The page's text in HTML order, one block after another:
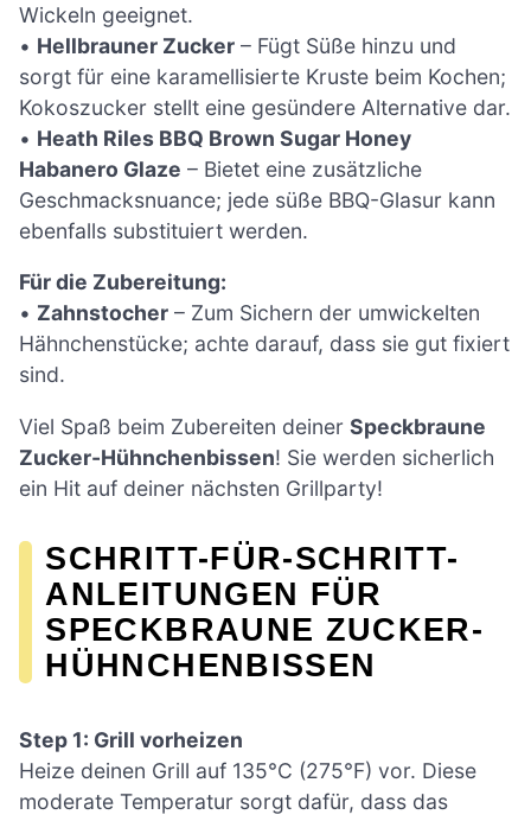
Wickeln geeignet.
• Hellbrauner Zucker – Fügt Süße hinzu und
sorgt für eine karamellisierte Kruste beim Kochen;
Kokoszucker stellt eine gesündere Alternative dar.
• Heath Riles BBQ Brown Sugar Honey
Habanero Glaze – Bietet eine zusätzliche
Geschmacksnuance; jede süße BBQ-Glasur kann
ebenfalls substituiert werden.
Für die Zubereitung:
• Zahnstocher – Zum Sichern der umwickelten
Hähnchenstücke; achte darauf, dass sie gut fixiert
sind.
Viel Spaß beim Zubereiten deiner Speckbraune
Zucker-Hühnchenbissen! Sie werden sicherlich
ein Hit auf deiner nächsten Grillparty!
SCHRITT-FÜR-SCHRITT-
ANLEITUNGEN FÜR
SPECKBRAUNE ZUCKER-
HÜHNCHENBISSEN
Step 1: Grill vorheizen
Heize deinen Grill auf 135°C (275°F) vor. Diese
moderate Temperatur sorgt dafür, dass das